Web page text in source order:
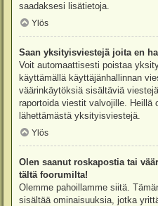
saadaksesi lisätietoja.
Ylös
Saan yksityisviestejä joita en
Voit automaattisesti poistaa
käyttämällä käyttäjänhallinnan
väärinkäytöksiä sisältäviä
raportoida viestit valvojille. Heillä
lähettämästä yksityisviestejä.
Ylös
Olen saanut roskapostia tai
tältä foorumilta!
Olemme pahoillamme siitä.
sisältää ominaisuuksia, jotka